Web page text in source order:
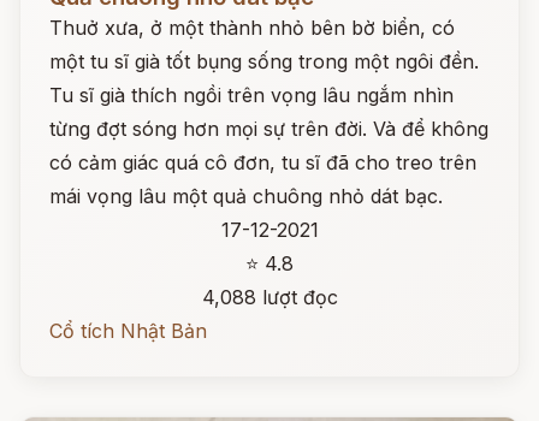
Thuở xưa, ở một thành nhỏ bên bờ biển, có
một tu sĩ già tốt bụng sống trong một ngôi đền.
Tu sĩ già thích ngồi trên vọng lâu ngắm nhìn
từng đợt sóng hơn mọi sự trên đời. Và để không
có cảm giác quá cô đơn, tu sĩ đã cho treo trên
mái vọng lâu một quả chuông nhỏ dát bạc.
17-12-2021
⭐ 4.8
4,088 lượt đọc
Cổ tích Nhật Bản